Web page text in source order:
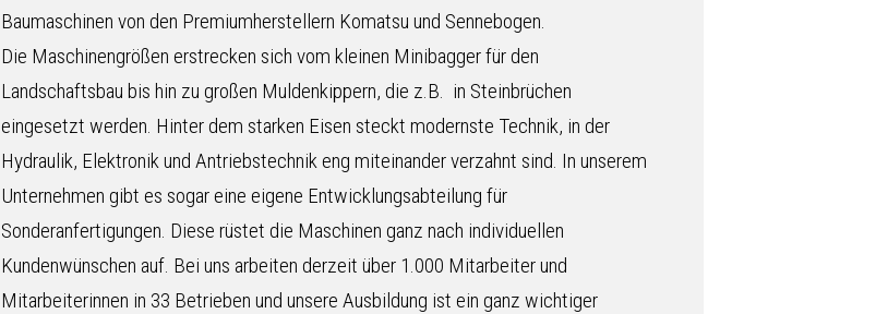
Baumaschinen von den Premiumherstellern Komatsu und Sennebogen.
Die Maschinengrößen erstrecken sich vom kleinen Minibagger für den
Landschaftsbau bis hin zu großen Muldenkippern, die z.B. in Steinbrüchen
eingesetzt werden. Hinter dem starken Eisen steckt modernste Technik, in der
Hydraulik, Elektronik und Antriebstechnik eng miteinander verzahnt sind. In unserem
Unternehmen gibt es sogar eine eigene Entwicklungsabteilung für
Sonderanfertigungen. Diese rüstet die Maschinen ganz nach individuellen
Kundenwünschen auf. Bei uns arbeiten derzeit über 1.000 Mitarbeiter und
Mitarbeiterinnen in 33 Betrieben und unsere Ausbildung ist ein ganz wichtiger